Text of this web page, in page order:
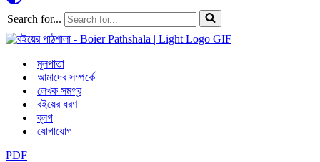
Search for...
মূলপাতা
আমাদের সম্পর্কে
লেখক সমগ্র
বইয়ের ধরণ
ব্লগ
যোগাযোগ
PDF